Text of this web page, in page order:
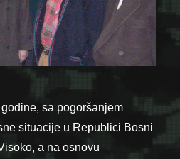
sa pogoršanjem
situacije u Republici Bosni
a na osnovu